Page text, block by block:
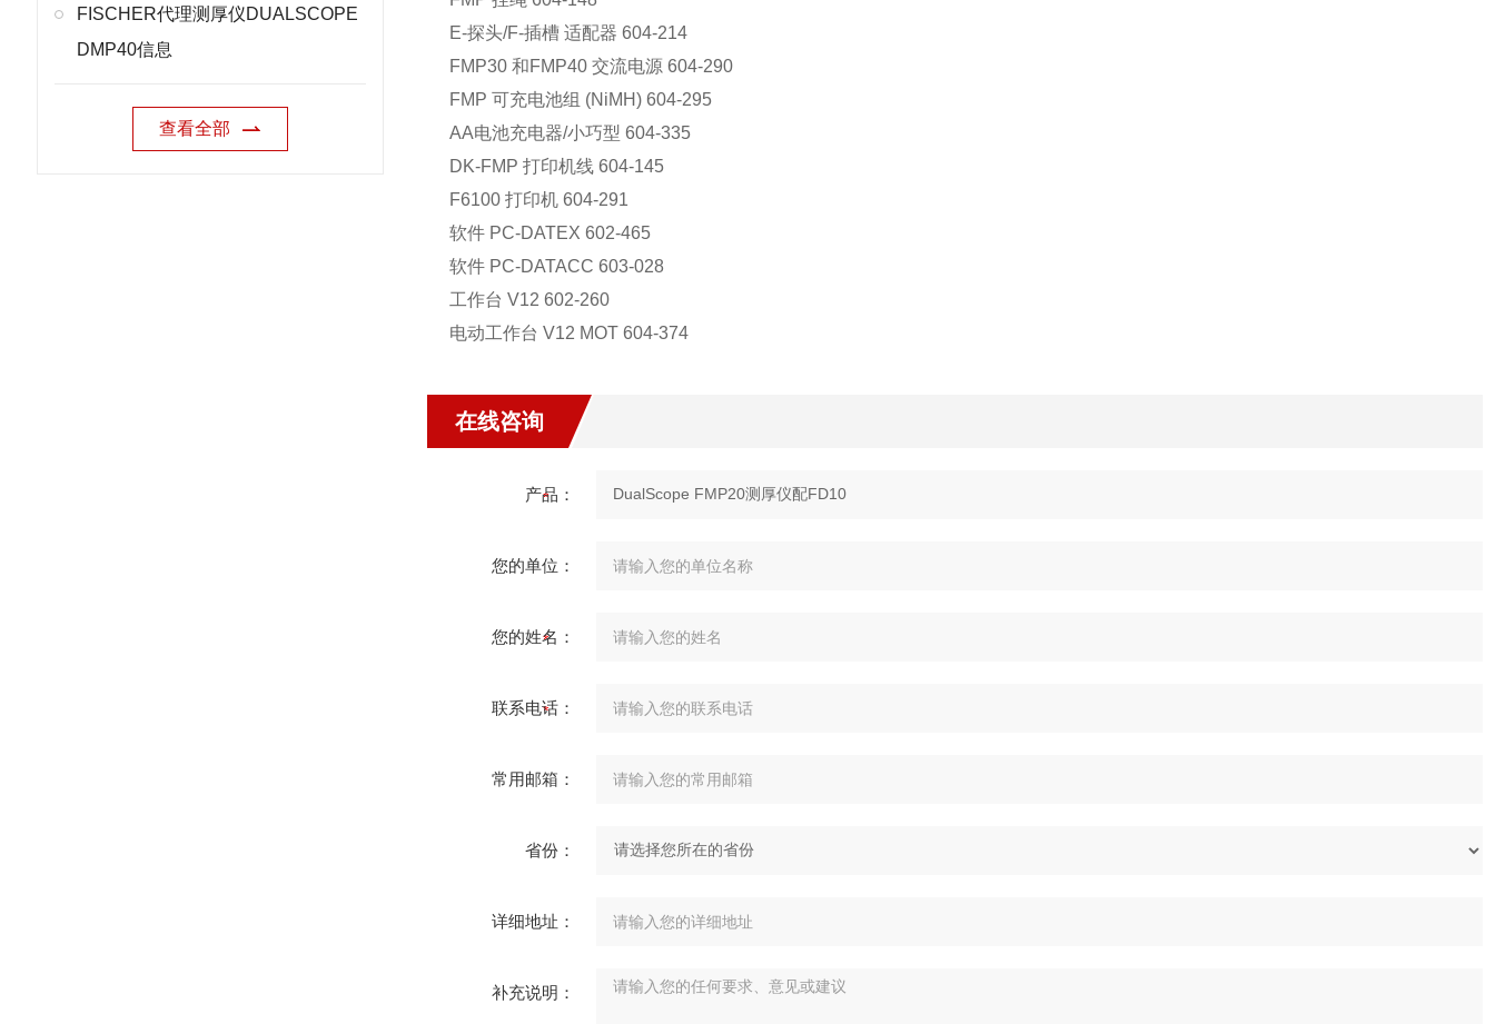
FISCHER代理测厚仪DUALSCOPE
DMP40信息
查看全部
E-探头/F-插槽 适配器 604-214
FMP30 和FMP40 交流电源 604-290
FMP 可充电池组 (NiMH) 604-295
AA电池充电器/小巧型 604-335
DK-FMP 打印机线 604-145
F6100 打印机 604-291
软件 PC-DATEX 602-465
软件 PC-DATACC 603-028
工作台 V12 602-260
电动工作台 V12 MOT 604-374
在线咨询
产品：
您的单位：
您的姓名：
联系电话：
常用邮箱：
省份：
详细地址：
补充说明：